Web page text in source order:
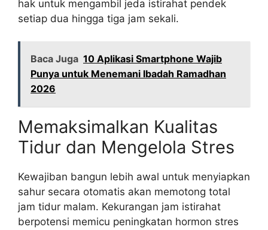
hak untuk mengambil jeda istirahat pendek
setiap dua hingga tiga jam sekali.
Baca Juga 10 Aplikasi Smartphone Wajib
Punya untuk Menemani Ibadah Ramadhan
2026
Memaksimalkan Kualitas
Tidur dan Mengelola Stres
Kewajiban bangun lebih awal untuk menyiapkan
sahur secara otomatis akan memotong total
jam tidur malam. Kekurangan jam istirahat
berpotensi memicu peningkatan hormon stres